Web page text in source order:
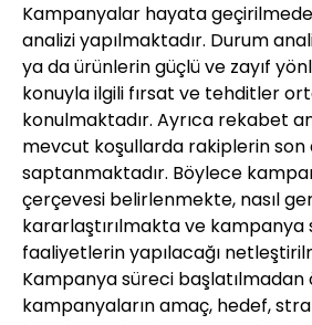
Kampanyalar hayata
analizi yapılmaktadır. Durum
ya da ürünlerin güçlü ve zayıf
konuyla ilgili fırsat ve tehditler
konulmaktadır. Ayrıca rekabet
mevcut koşullarda rakiplerin son
saptanmaktadır. Böylece
çerçevesi belirlenmekte, nasıl
kararlaştırılmakta ve kampanya
faaliyetlerin yapılacağı
Kampanya süreci başlatılmadan
kampanyaların amaç, hedef,